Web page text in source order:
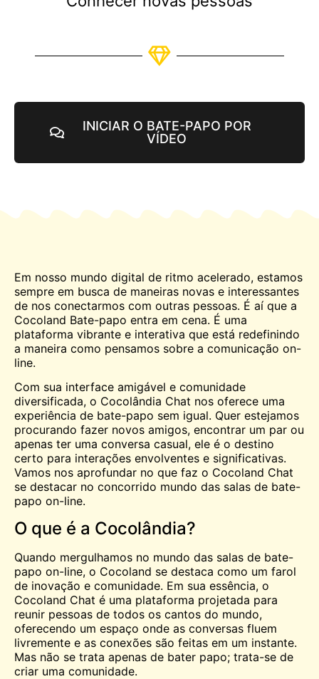
INICIAR O BATE-PAPO POR
VÍDEO
Em nosso mundo digital de ritmo acelerado, estamos
sempre em busca de maneiras novas e interessantes
de nos conectarmos com outras pessoas. É aí que a
Cocoland Bate-papo entra em cena. É uma
plataforma vibrante e interativa que está redefinindo
a maneira como pensamos sobre a comunicação on-
line.
Com sua interface amigável e comunidade
diversificada, o Cocolândia Chat nos oferece uma
experiência de bate-papo sem igual. Quer estejamos
procurando fazer novos amigos, encontrar um par ou
apenas ter uma conversa casual, ele é o destino
certo para interações envolventes e significativas.
Vamos nos aprofundar no que faz o Cocoland Chat
se destacar no concorrido mundo das salas de bate-
papo on-line.
O que é a Cocolândia?
Quando mergulhamos no mundo das salas de bate-
papo on-line, o Cocoland se destaca como um farol
de inovação e comunidade. Em sua essência, o
Cocoland Chat é uma plataforma projetada para
reunir pessoas de todos os cantos do mundo,
oferecendo um espaço onde as conversas fluem
livremente e as conexões são feitas em um instante.
Mas não se trata apenas de bater papo; trata-se de
criar uma comunidade.